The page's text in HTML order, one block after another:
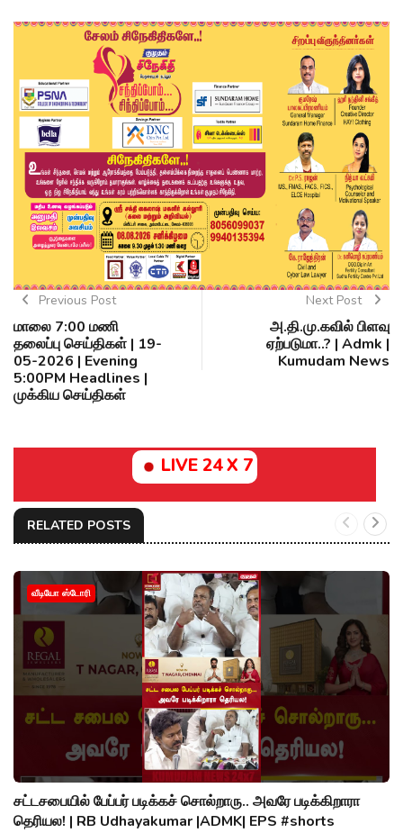
Previous Post
மாலை 7:00 மணி
தலைப்பு செய்திகள் | 19-
05-2026 | Evening
5:00PM Headlines |
முக்கிய செய்திகள்
Next Post
அ.தி.மு.கவில் பிளவு
ஏற்படுமா..? | Admk |
Kumudam News
LIVE 24 X 7
RELATED POSTS
வீடியோ ஸ்டோரி
சட்டசபையில் பேப்பர் படிக்கச் சொல்றாரு.. அவரே படிக்கிறாரா
தெரியல! | RB Udhayakumar |ADMK| EPS #shorts